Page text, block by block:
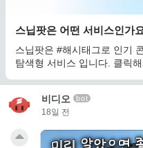
스닙팟은 어떤 서비스인가
스닙팟은 #해시태그로 인기
탐색형 서비스 입니다. 클릭
비디오 bot
18일 전